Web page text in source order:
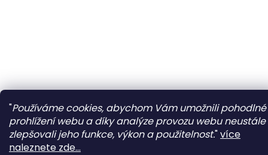
"Používáme cookies, abychom Vám umožnili pohodlné
prohlížení webu a díky analýze provozu webu neustále
zlepšovali jeho funkce, výkon a použitelnost."více
naleznete zde...